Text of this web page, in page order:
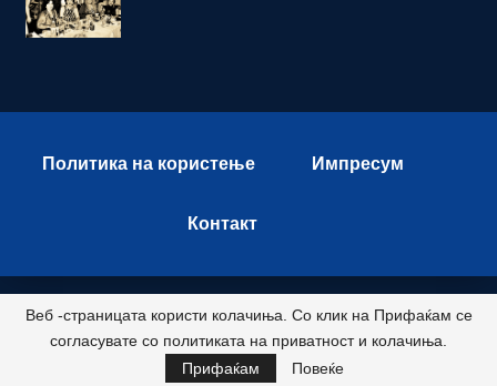
Политика на користење Импресум
Контакт
© 2026 - Istok Press. All Rights Reserved.
Развиено и хостирано од
Веб -страницата користи колачиња. Со клик на Прифаќам се
согласувате со политиката на приватност и колачиња.
Прифаќам
Повеќе